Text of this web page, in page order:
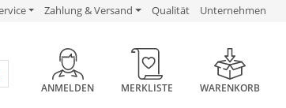
VerlinkungZahlung & Versand USP Verlinkung
Qualität USP Verlinkung
Unternehmen
HEADER BUTTON
ANMELDEN MERKLISTE WARENKORB